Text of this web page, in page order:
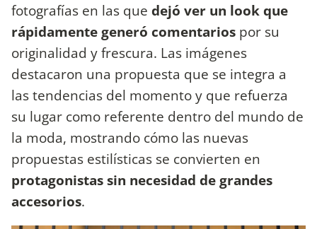
fotografías en las que dejó ver un look que
rápidamente generó comentarios por su
originalidad y frescura. Las imágenes
destacaron una propuesta que se integra a
las tendencias del momento y que refuerza
su lugar como referente dentro del mundo de
la moda, mostrando cómo las nuevas
propuestas estilísticas se convierten en
protagonistas sin necesidad de grandes
accesorios.